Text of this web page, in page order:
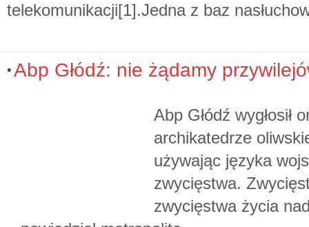
telekomunikacji[1].Jedna z baz
Abp Głódź: nie żądamy
Abp Głódź wygłosił
archikatedrze
używając języka
zwycięstwa.
zwycięstwa życia